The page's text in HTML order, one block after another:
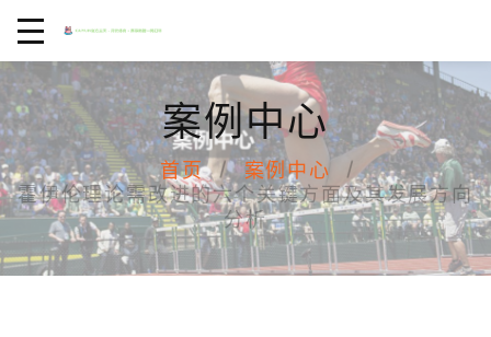
案例中心
首页
案例中心
霍伊伦理论需改进的六个关键方面及其发展方向
分析